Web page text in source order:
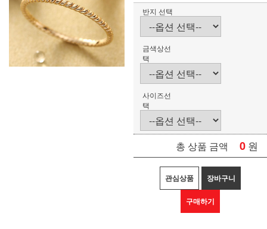
반지 선택
금색상선
택
사이즈선
택
총 상품 금액 0 원
관심상품 장바구니
구매하기